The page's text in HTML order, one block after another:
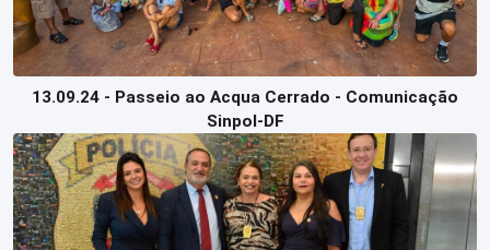
13.09.24 - Passeio ao Acqua Cerrado - Comunicação
Sinpol-DF